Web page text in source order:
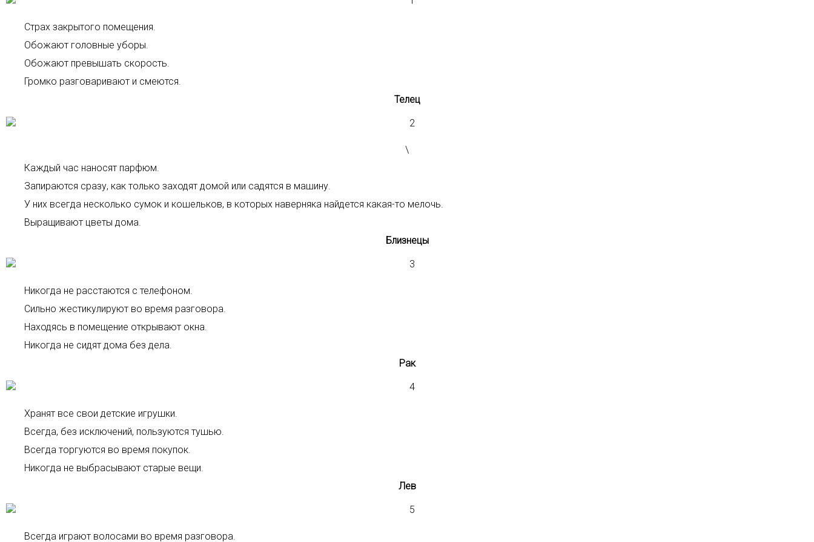
Страх закрытого помещения.
Обожают головные уборы.
Обожают превышать скорость.
Громко разговаривают и смеются.
Телец
\
Каждый час наносят парфюм.
Запираются сразу, как только заходят домой или садятся в машину.
У них всегда несколько сумок и кошельков, в которых наверняка найдется какая-то мелочь.
Выращивают цветы дома.
Близнецы
Никогда не расстаются с телефоном.
Сильно жестикулируют во время разговора.
Находясь в помещение открывают окна.
Никогда не сидят дома без дела.
Рак
Хранят все свои детские игрушки.
Всегда, без исключений, пользуются тушью.
Всегда торгуются во время покупок.
Никогда не выбрасывают старые вещи.
Лев
Всегда играют волосами во время разговора.